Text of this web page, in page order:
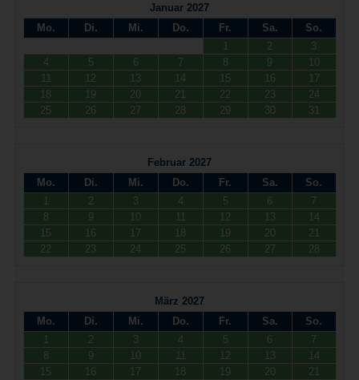
Januar 2027
Mo.
Di. Mi. Do. Fr. Sa.
So.
1
2
3
4
5 6 7 8 9
10
11
12 13 14 15 16
17
18
19 20 21 22 23
24
25
26 27 28 29 30 31
Februar 2027
Mo.
Di. Mi. Do. Fr. Sa.
So.
1
2 3 4 5 6
7
8
9 10 11 12 13
14
15
16 17 18 19 20
21
22
23 24 25 26 27 28
März 2027
Mo.
Di. Mi. Do. Fr. Sa.
So.
1
2 3 4 5 6
7
8
9 10 11 12 13
14
15
16 17 18 19 20
21